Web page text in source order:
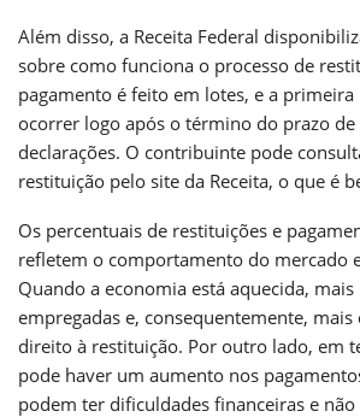
Além disso, a Receita Federal
sobre como funciona o processo de
pagamento é feito em lotes, e a
ocorrer logo após o término do prazo de
declarações. O contribuinte pode
restituição pelo site da Receita, o que é
Os percentuais de restituições e
refletem o comportamento do mercado
Quando a economia está aquecida, mais
empregadas e, consequentemente,
direito à restituição. Por outro lado, em
pode haver um aumento nos
podem ter dificuldades financeiras e não